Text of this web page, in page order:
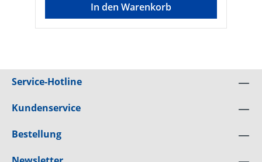
In den Warenkorb
Service-Hotline
Kundenservice
Bestellung